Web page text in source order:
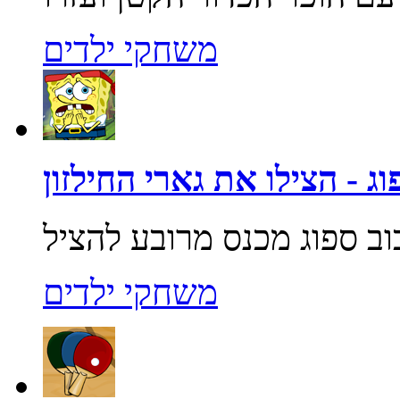
משחקי ילדים
- הצילו את גארי החילזון
משחקי ילדים